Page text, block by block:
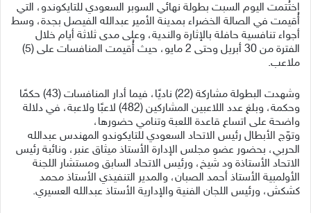
اختُتمت اليوم السبت بطولة نهائي السوبر السعودي للتايكوندو، التي
أُقيمت في الصالة الخضراء بمدينة الأمير عبدالله الفيصل بجدة، وسط
أجواء تنافسية حافلة بالإثارة والندية، وعلى مدى ثلاثة أيام خلال
الفترة من 30 أبريل وحتى 2 مايو، حيث أُقيمت المنافسات على (5)
ملاعب.
وشهدت البطولة مشاركة (22) ناديًا، فيما أدار المنافسات (43) حكمًا
وحكمة، وبلغ عدد اللاعبين المشاركين (482) لاعبًا ولاعبة، في دلالة
واضحة على اتساع قاعدة اللعبة وتنامي حضورها،
وتوّج الأبطال رئيس الاتحاد السعودي للتايكوندو المهندس عبدالله
الحربي، بحضور عضو مجلس الإدارة الأستاذ ميثاق عنبر، ونائبة رئيس
الاتحاد الأستاذة ود شيخ، ورئيس الاتحاد السابق ومستشار اللجنة
الأولمبية الأستاذ أحمد الصبان، والمدير التنفيذي الأستاذ محمد
كشكش، ورئيس اللجان الفنية والإدارية الأستاذ عبدالله العسيري.